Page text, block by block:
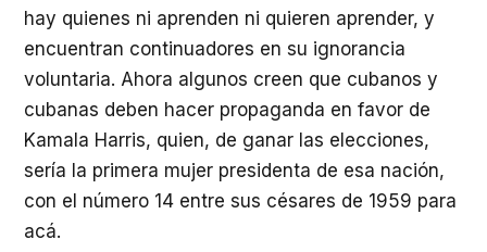
hay quienes ni aprenden ni quieren aprender, y
encuentran continuadores en su ignorancia
voluntaria. Ahora algunos creen que cubanos y
cubanas deben hacer propaganda en favor de
Kamala Harris, quien, de ganar las elecciones,
sería la primera mujer presidenta de esa nación,
con el número 14 entre sus césares de 1959 para
acá.